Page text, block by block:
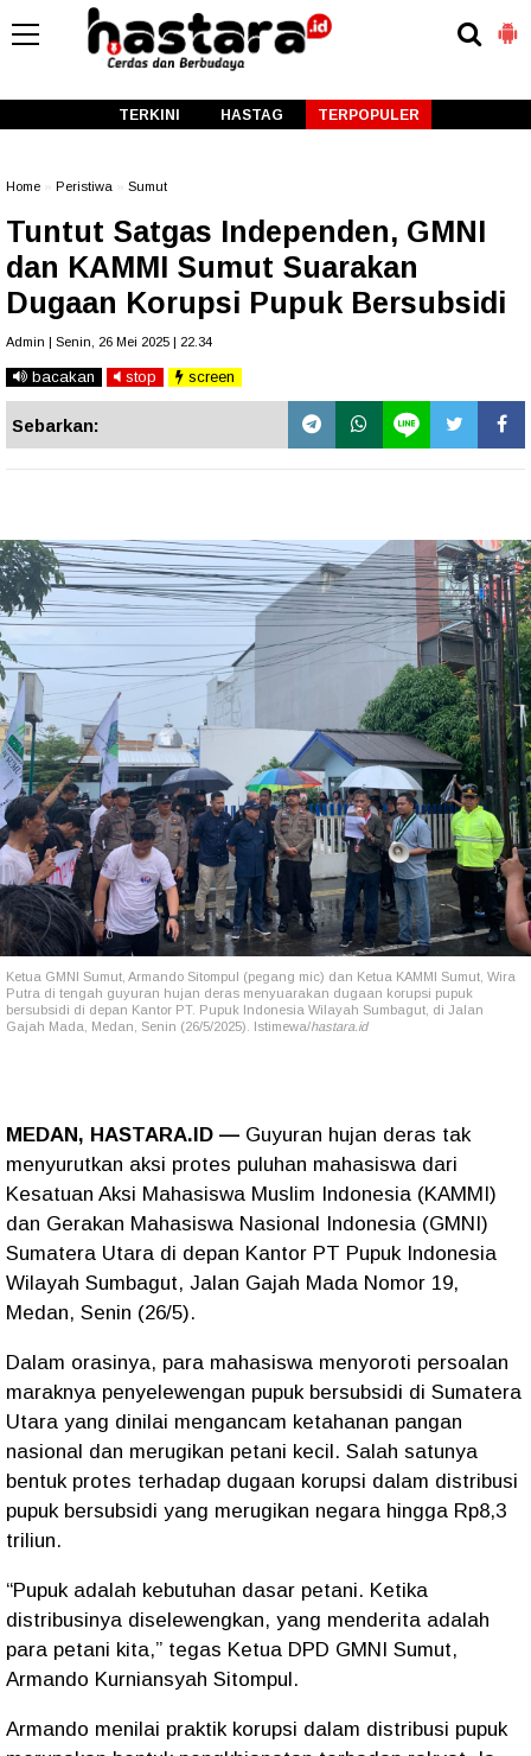
TERKINI HASTAG TERPOPULER
Home Peristiwa Sumut
Tuntut Satgas Independen, GMNI
dan KAMMI Sumut Suarakan
Dugaan Korupsi Pupuk Bersubsidi
Admin | Senin, 26 Mei 2025 | 22.34
bacakan stop screen
Sebarkan:
Ketua GMNI Sumut, Armando Sitompul (pegang mic) dan Ketua KAMMI Sumut, Wira
Putra di tengah guyuran hujan deras menyuarakan dugaan korupsi pupuk
bersubsidi di depan Kantor PT. Pupuk Indonesia Wilayah Sumbagut, di Jalan
Gajah Mada, Medan, Senin (26/5/2025). Istimewa/hastara.id
MEDAN, HASTARA.ID — Guyuran hujan deras tak
menyurutkan aksi protes puluhan mahasiswa dari
Kesatuan Aksi Mahasiswa Muslim Indonesia (KAMMI)
dan Gerakan Mahasiswa Nasional Indonesia (GMNI)
Sumatera Utara di depan Kantor PT Pupuk Indonesia
Wilayah Sumbagut, Jalan Gajah Mada Nomor 19,
Medan, Senin (26/5).
Dalam orasinya, para mahasiswa menyoroti persoalan
maraknya penyelewengan pupuk bersubsidi di Sumatera
Utara yang dinilai mengancam ketahanan pangan
nasional dan merugikan petani kecil. Salah satunya
bentuk protes terhadap dugaan korupsi dalam distribusi
pupuk bersubsidi yang merugikan negara hingga Rp8,3
triliun.
“Pupuk adalah kebutuhan dasar petani. Ketika
distribusinya diselewengkan, yang menderita adalah
para petani kita,” tegas Ketua DPD GMNI Sumut,
Armando Kurniansyah Sitompul.
Armando menilai praktik korupsi dalam distribusi pupuk